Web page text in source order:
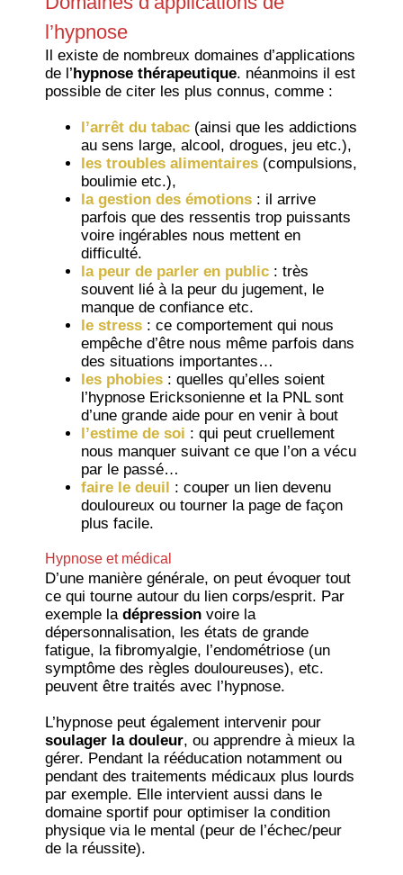
l’hypnose
Il existe de nombreux domaines d’applications
de l’hypnose thérapeutique. néanmoins il est
possible de citer les plus connus, comme :
l’arrêt du tabac (ainsi que les addictions
au sens large, alcool, drogues, jeu etc.),
les troubles alimentaires (compulsions,
boulimie etc.),
la gestion des émotions : il arrive
parfois que des ressentis trop puissants
voire ingérables nous mettent en
difficulté.
la peur de parler en public : très
souvent lié à la peur du jugement, le
manque de confiance etc.
le stress : ce comportement qui nous
empêche d’être nous même parfois dans
des situations importantes…
les phobies : quelles qu’elles soient
l’hypnose Ericksonienne et la PNL sont
d’une grande aide pour en venir à bout
l’estime de soi : qui peut cruellement
nous manquer suivant ce que l’on a vécu
par le passé…
faire le deuil : couper un lien devenu
douloureux ou tourner la page de façon
plus facile.
Hypnose et médical
D’une manière générale, on peut évoquer tout
ce qui tourne autour du lien corps/esprit. Par
exemple la dépression voire la
dépersonnalisation, les états de grande
fatigue, la fibromyalgie, l’endométriose (un
symptôme des règles douloureuses), etc.
peuvent être traités avec l’hypnose.
L’hypnose peut également intervenir pour
soulager la douleur, ou apprendre à mieux la
gérer. Pendant la rééducation notamment ou
pendant des traitements médicaux plus lourds
par exemple. Elle intervient aussi dans le
domaine sportif pour optimiser la condition
physique via le mental (peur de l’échec/peur
de la réussite).